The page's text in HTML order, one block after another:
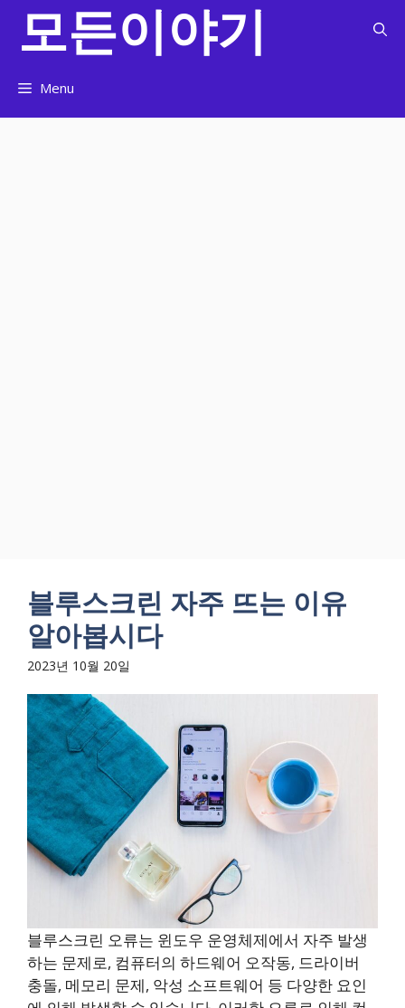
너
모든이야기
Menu
블루스크린 자주 뜨는 이유
알아봅시다
2023년 10월 20일
블루스크린 오류는 윈도우 운영체제에서 자주 발생
하는 문제로, 컴퓨터의 하드웨어 오작동, 드라이버
충돌, 메모리 문제, 악성 소프트웨어 등 다양한 요인